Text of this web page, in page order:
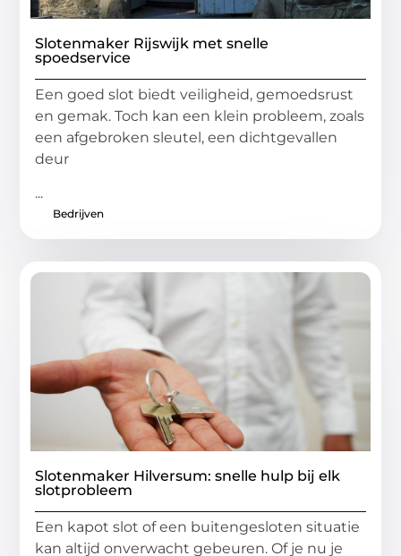
Slotenmaker Rijswijk met snelle
spoedservice
Een goed slot biedt veiligheid, gemoedsrust
en gemak. Toch kan een klein probleem, zoals
een afgebroken sleutel, een dichtgevallen
deur
...
Bedrijven
Slotenmaker Hilversum: snelle hulp bij elk
slotprobleem
Een kapot slot of een buitengesloten situatie
kan altijd onverwacht gebeuren. Of je nu je